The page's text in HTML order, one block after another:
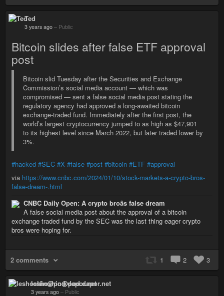
Ted
3 years ago – Public
Bitcoin slides after false ETF approval
post
Bitcoin slid Tuesday after the Securities and Exchange
Commission’s social media account — which was
compromised — sent a false social media post stating the
regulatory agency had approved a long-awaited bitcoin
exchange-traded fund. Immediately after the first post, the
world’s largest cryptocurrency jumped to as high as $47,901
to its highest level since March 2022, but later traded lower by
3%.
#hacked #SEC #X #false #post #bitcoin #ETF #approval
via https://www.cnbc.com/2024/01/10/stock-markets-a-crypto-bros-
false-dream-.html
CNBC Daily Open: A crypto broâs false dream
A false social media post about the approval of a bitcoin
exchange traded fund by the SEC was the last thing eager crypto
bros were hoping for.
2 comments 1 2 3
leshoshin@pod.dapor.net
3 years ago – Public